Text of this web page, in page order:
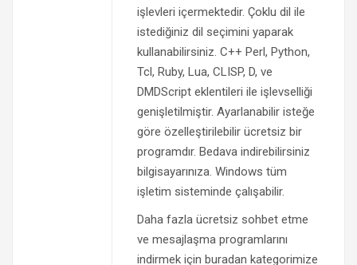
işlevleri içermektedir. Çoklu dil ile
istediğiniz dil seçimini yaparak
kullanabilirsiniz. C++ Perl, Python,
Tcl, Ruby, Lua, CLISP, D, ve
DMDScript eklentileri ile işlevselliği
genişletilmiştir. Ayarlanabilir isteğe
göre özelleştirilebilir ücretsiz bir
programdır. Bedava indirebilirsiniz
bilgisayarınıza. Windows tüm
işletim sisteminde çalışabilir.
Daha fazla ücretsiz sohbet etme
ve mesajlaşma programlarını
indirmek için buradan kategorimize